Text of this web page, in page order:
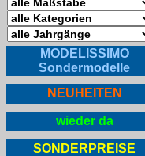
MODELISSIMO
Sondermodelle
NEUHEITEN
wieder da
SONDERPREISE